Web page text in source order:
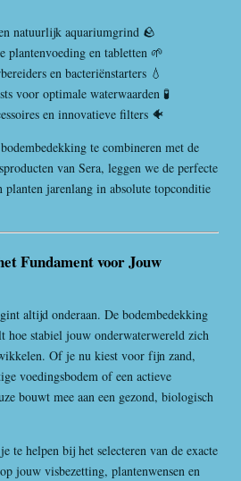
natuurlijk aquariumgrind 🪨
plantenvoeding en tabletten 🌱
en bacteriënstarters 💧
voor optimale waterwaarden 🧪
en innovatieve filters 🐠
te combineren met de
van Sera, leggen we de perfecte
planten jarenlang in absolute topconditie
Fundament voor Jouw
altijd onderaan. De bodembedekking
hoe stabiel jouw onderwaterwereld zich
Of je nu kiest voor fijn zand,
voedingsbodem of een actieve
bouwt mee aan een gezond, biologisch
te helpen bij het selecteren van de exacte
jouw visbezetting, plantenwensen en